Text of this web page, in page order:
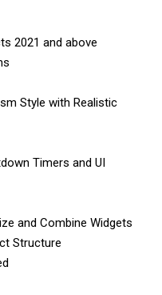
2021 and above
Style with Realistic
Timers and UI
and Combine Widgets
Structure